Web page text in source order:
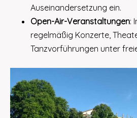
Auseinandersetzung ein.
Open-Air-Veranstaltungen:
regelmäßig Konzerte,
Tanzvorführungen unter